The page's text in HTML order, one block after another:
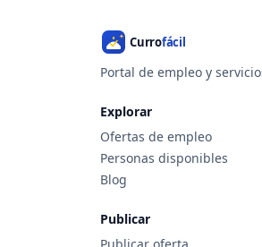
Portal de empleo y
Explorar
Ofertas de empleo
Personas disponibles
Blog
Publicar